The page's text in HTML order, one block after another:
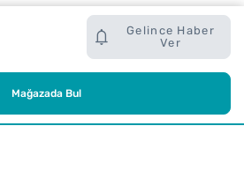
Gelince Haber
Ver
Mağazada Bul